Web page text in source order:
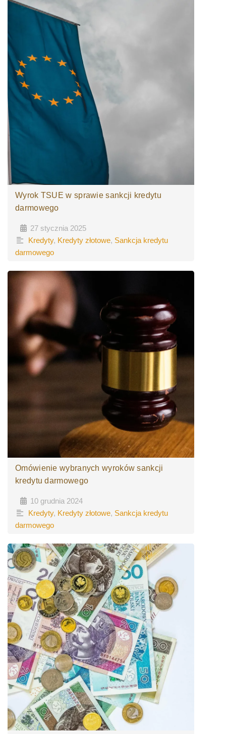
Wyrok TSUE w sprawie sankcji kredytu
darmowego
27 stycznia 2025
Kredyty, Kredyty złotowe, Sankcja kredytu
darmowego
Omówienie wybranych wyroków sankcji
kredytu darmowego
10 grudnia 2024
Kredyty, Kredyty złotowe, Sankcja kredytu
darmowego